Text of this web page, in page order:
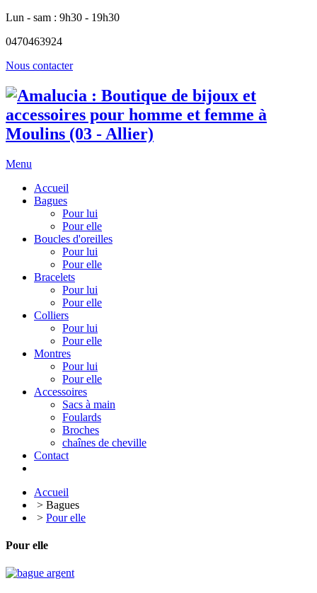
Lun - sam : 9h30 - 19h30
0470463924
Nous contacter
Menu
Accueil
Bagues
Pour lui
Pour elle
Boucles d'oreilles
Pour lui
Pour elle
Bracelets
Pour lui
Pour elle
Colliers
Pour lui
Pour elle
Montres
Pour lui
Pour elle
Accessoires
Sacs à main
Foulards
Broches
chaînes de cheville
Contact
Accueil
> Bagues
> Pour elle
Pour elle